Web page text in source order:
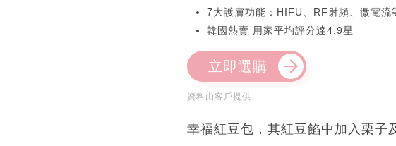
7大護膚功能：HIFU、RF射頻、微電流
韓國熱賣 用家平均評分達4.9星
立即選購
資料由客戶提供
幸福紅豆包，其紅豆餡中加入栗子